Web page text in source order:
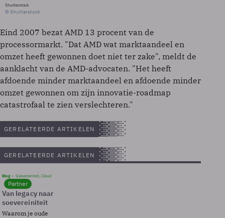
Shutterstock
© Shutterstock
Eind 2007 bezat AMD 13 procent van de
processormarkt. "Dat AMD wat marktaandeel en
omzet heeft gewonnen doet niet ter zake", meldt de
aanklacht van de AMD-advocaten. "Het heeft
afdoende minder marktaandeel en afdoende minder
omzet gewonnen om zijn innovatie-roadmap
catastrofaal te zien verslechteren."
GERELATEERDE ARTIKELEN
GERELATEERDE ARTIKELEN
Blog Soevereinteit, Cloud
Partner
Van legacy naar
soevereiniteit
Waarom je oude